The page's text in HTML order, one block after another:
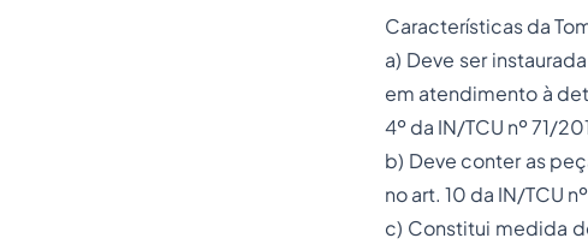
Características da
a) Deve ser
em atendimento à
4º da IN/TCU nº 71/
b) Deve conter as
no art. 10 da IN/TCU
c) Constitui medida